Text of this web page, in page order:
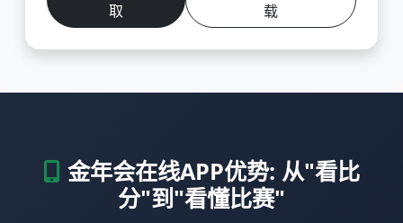
取
载
金年会在线APP优势: 从"看比
分"到"看懂比赛"